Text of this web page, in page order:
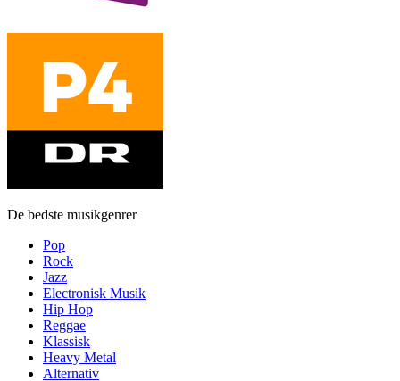
De bedste musikgenrer
Pop
Rock
Jazz
Electronisk Musik
Hip Hop
Reggae
Klassisk
Heavy Metal
Alternativ